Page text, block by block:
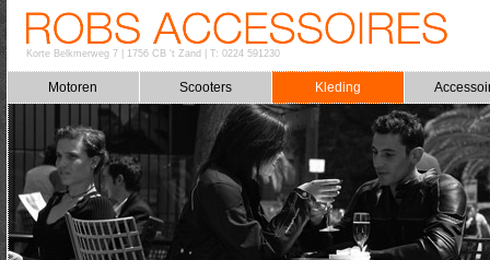
Korte Belkmerweg 7| 1756 CB 't Zand T: 0224 591230
Motoren Scooters Kleding